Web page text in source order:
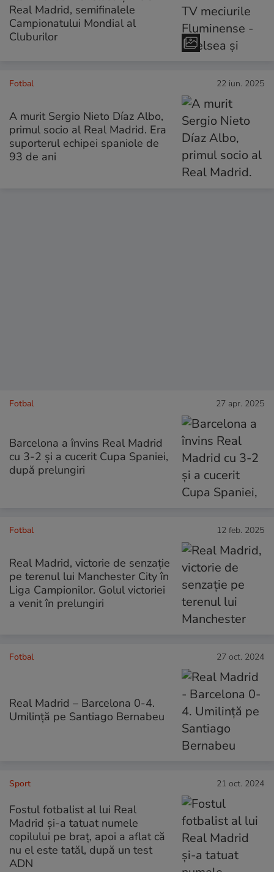
Real Madrid, semifinalele
Campionatului Mondial al
Cluburilor
Fotbal 22 iun. 2025
A murit Sergio Nieto Díaz Albo,
primul socio al Real Madrid. Era
suporterul echipei spaniole de
93 de ani
Fotbal 27 apr. 2025
Barcelona a învins Real Madrid
cu 3-2 și a cucerit Cupa Spaniei,
după prelungiri
Fotbal 12 feb. 2025
Real Madrid, victorie de senzație
pe terenul lui Manchester City în
Liga Campionilor. Golul victoriei
a venit în prelungiri
Fotbal 27 oct. 2024
Real Madrid – Barcelona 0-4.
Umilință pe Santiago Bernabeu
Sport 21 oct. 2024
Fostul fotbalist al lui Real
Madrid și-a tatuat numele
copilului pe braț, apoi a aflat că
nu el este tatăl, după un test
ADN